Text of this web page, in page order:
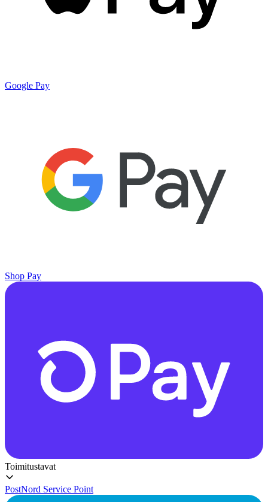
Google Pay
Shop Pay
Toimitustavat
PostNord Service Point